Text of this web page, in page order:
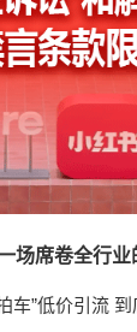
场席卷全行业